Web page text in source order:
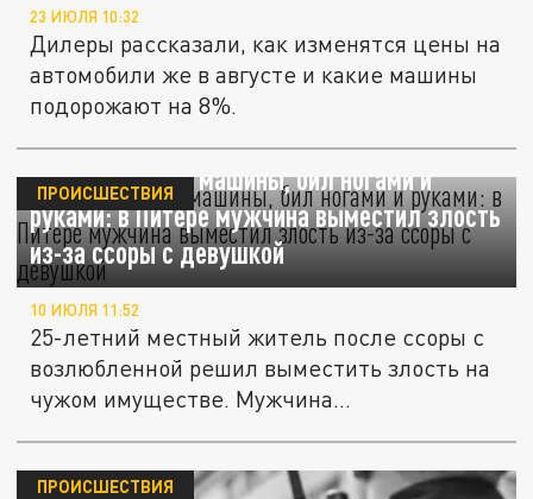
23 ИЮЛЯ 10:32
Дилеры рассказали, как изменятся цены на
автомобили же в августе и какие машины
подорожают на 8%.
Бросал камни в машины, бил ногами и
руками: в Питере мужчина выместил злость
из-за ссоры с девушкой
ПРОИСШЕСТВИЯ
10 ИЮЛЯ 11:52
25-летний местный житель после ссоры с
возлюбленной решил выместить злость на
чужом имуществе. Мужчина...
ПРОИСШЕСТВИЯ